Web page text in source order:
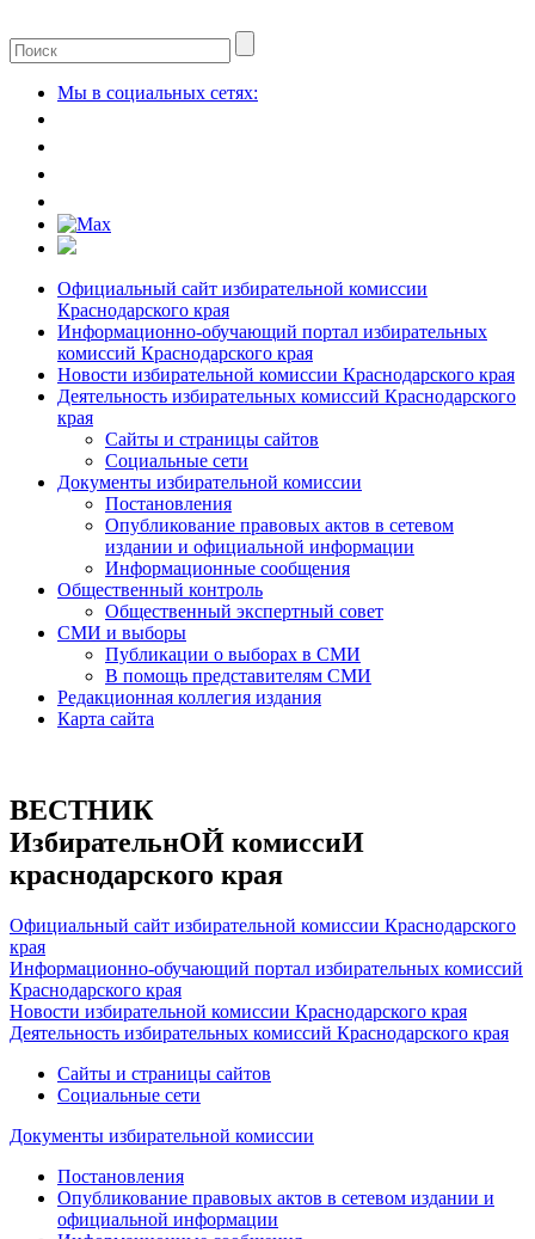
Мы в социальных сетях:
Официальный сайт избирательной комиссии
Краснодарского края
Информационно-обучающий портал избирательных
комиссий Краснодарского края
Новости избирательной комиссии Краснодарского края
Деятельность избирательных комиссий Краснодарского
края
Сайты и страницы сайтов
Социальные сети
Документы избирательной комиссии
Постановления
Опубликование правовых актов в сетевом
издании и официальной информации
Информационные сообщения
Общественный контроль
Общественный экспертный совет
СМИ и выборы
Публикации о выборах в СМИ
В помощь представителям СМИ
Редакционная коллегия издания
Карта сайта
ВЕСТНИК
ИзбирательнОЙ комиссиИ
краснодарского края
Официальный сайт избирательной комиссии Краснодарского
края
Информационно-обучающий портал избирательных комиссий
Краснодарского края
Новости избирательной комиссии Краснодарского края
Деятельность избирательных комиссий Краснодарского края
Сайты и страницы сайтов
Социальные сети
Документы избирательной комиссии
Постановления
Опубликование правовых актов в сетевом издании и
официальной информации